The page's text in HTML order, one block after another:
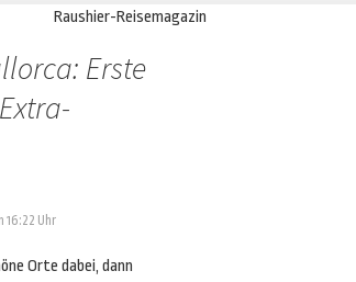
Raushier-Reisemagazin
Erste
16:22 Uhr
Orte dabei, dann